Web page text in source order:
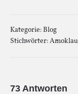
Kategorie:Blog
Stichwörter:
73 Antworten